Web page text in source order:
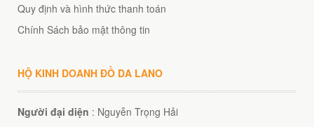
Quy định và hình thức thanh toán
Chính Sách bảo mật thông tin
HỘ KINH DOANH ĐỒ DA LANO
Người đại diện : Nguyễn Trọng Hải